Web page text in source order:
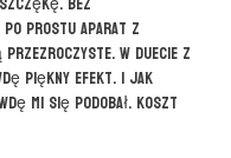
prostu aparat z
W duecie z
piękny efekt. I jak
mi się podobał. Koszt